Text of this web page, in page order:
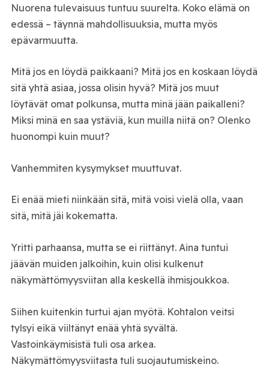
Nuorena tulevaisuus tuntuu suurelta. Koko elämä on
edessä – täynnä mahdollisuuksia, mutta myös
epävarmuutta.
Mitä jos en löydä paikkaani? Mitä jos en koskaan löydä
sitä yhtä asiaa, jossa olisin hyvä? Mitä jos muut
löytävät omat polkunsa, mutta minä jään paikalleni?
Miksi minä en saa ystäviä, kun muilla niitä on? Olenko
huonompi kuin muut?
Vanhemmiten kysymykset muuttuvat.
Ei enää mieti niinkään sitä, mitä voisi vielä olla, vaan
sitä, mitä jäi kokematta.
Yritti parhaansa, mutta se ei riittänyt. Aina tuntui
jäävän muiden jalkoihin, kuin olisi kulkenut
näkymättömyysviitan alla keskellä ihmisjoukkoa.
Siihen kuitenkin turtui ajan myötä. Kohtalon veitsi
tylsyi eikä viiltänyt enää yhtä syvältä.
Vastoinkäymisistä tuli osa arkea.
Näkymättömyysviitasta tuli suojautumiskeino.